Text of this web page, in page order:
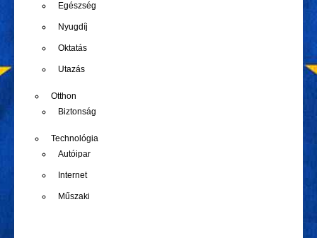
Egészség
Nyugdíj
Oktatás
Utazás
Otthon
Biztonság
Technológia
Autóipar
Internet
Műszaki